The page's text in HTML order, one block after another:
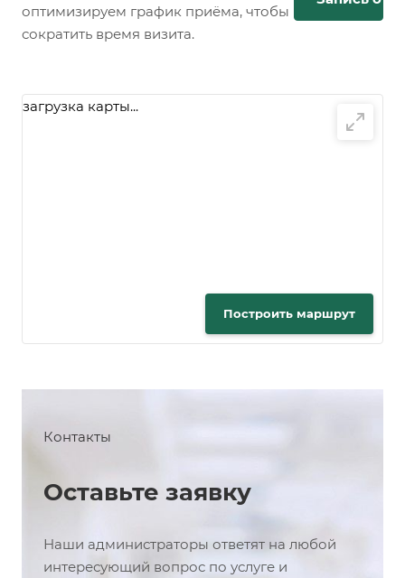
оптимизируем график приёма, чтобы
сократить время визита.
загрузка карты...
Построить маршрут
Контакты
Оставьте заявку
Наши администраторы ответят на любой
интересующий вопрос по услуге и